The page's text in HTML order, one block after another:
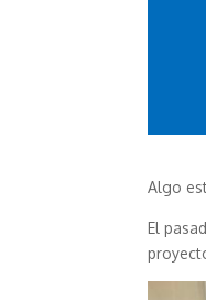
Algo
El